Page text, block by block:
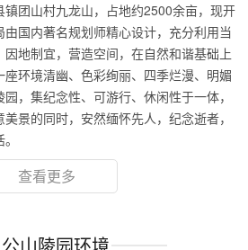
团山村九龙山，占地约2500余亩，现开
国内著名规划师精心设计，充分利用当
地制宜，营造空间，在自然和谐基础上
环境清幽、色彩绚丽、四季烂漫、明媚
，集纪念性、可游行、休闲性于一体，
景的同时，安然缅怀先人，纪念逝者，
查看更多